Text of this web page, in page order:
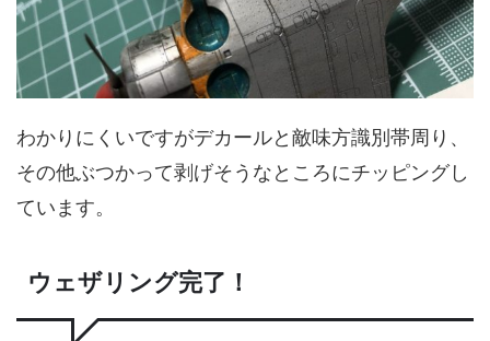
わかりにくいですがデカールと敵味方識別帯周り、
その他ぶつかって剥げそうなところにチッピングし
ています。
ウェザリング完了！